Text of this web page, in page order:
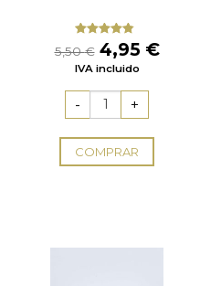
Valorado
con 4.50
de 5
5,50€ El
precio
era:
5,50 €.
4,95 €El
IVA incluido
COMPRAR